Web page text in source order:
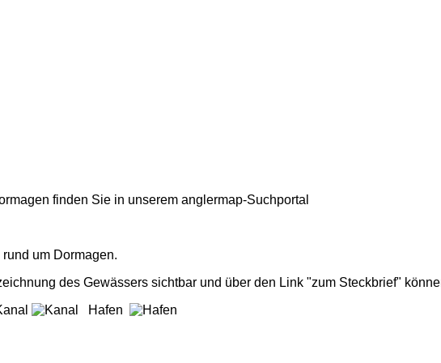
finden Sie in unserem anglermap-Suchportal
um Dormagen.
des Gewässers sichtbar und über den Link "zum Steckbrief"
Hafen